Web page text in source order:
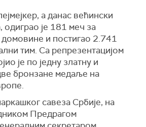
а данас већински
одиграо је 181 меч за
домовине и постигао 2.741
тим. Са репрезентацијом
је по једну златну и
бронзане медаље на
савеза Србије, на
Предрагом